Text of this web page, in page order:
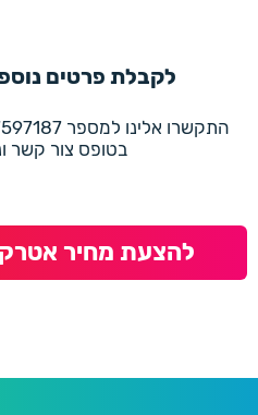
לקבלת פרטים
בטופס צור קשר
להצעת מחיר